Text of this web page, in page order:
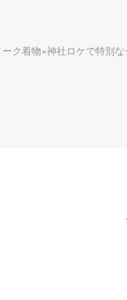
ク着物×神社ロケで特別